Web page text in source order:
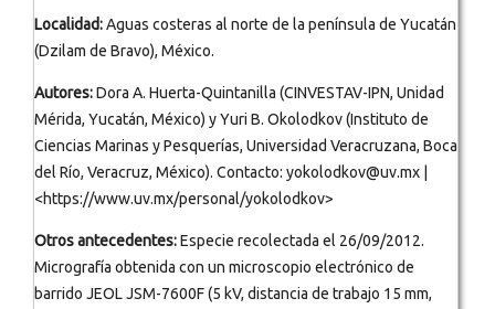
Localidad:Aguas costeras al norte de la península de Yucatán
(Dzilam de Bravo), México.
Autores:Dora A. Huerta-Quintanilla (CINVESTAV-IPN, Unidad
Mérida, Yucatán, México) y Yuri B. Okolodkov (Instituto de
Ciencias Marinas y Pesquerías, Universidad Veracruzana, Boca
del Río, Veracruz, México). Contacto: yokolodkov@uv.mx |
<https://www.uv.mx/personal/yokolodkov>
Otros antecedentes:Especie recolectada el 26/09/2012.
Micrografía obtenida con un microscopio electrónico de
barrido JEOL JSM-7600F (5 kV, distancia de trabajo 15 mm,